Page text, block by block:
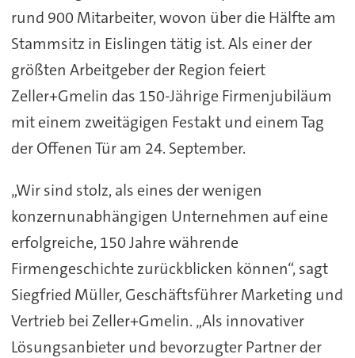
rund 900 Mitarbeiter, wovon über die Hälfte am
Stammsitz in Eislingen tätig ist. Als einer der
größten Arbeitgeber der Region feiert
Zeller+Gmelin das 150-Jährige Firmenjubiläum
mit einem zweitägigen Festakt und einem Tag
der Offenen Tür am 24. September.
„Wir sind stolz, als eines der wenigen
konzernunabhängigen Unternehmen auf eine
erfolgreiche, 150 Jahre währende
Firmengeschichte zurückblicken können“, sagt
Siegfried Müller, Geschäftsführer Marketing und
Vertrieb bei Zeller+Gmelin. „Als innovativer
Lösungsanbieter und bevorzugter Partner der